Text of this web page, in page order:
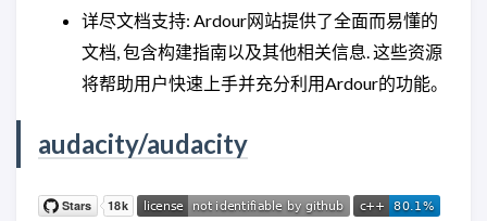
详尽文档支持: Ardour网站提供了全面而易懂的
文档, 包含构建指南以及其他相关信息. 这些资源
将帮助用户快速上手并充分利用Ardour的功能。
audacity/audacity